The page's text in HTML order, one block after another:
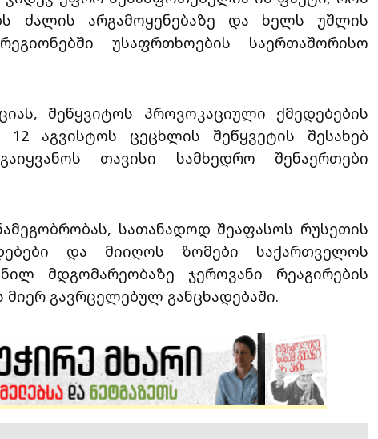
ძალის არგამოყენებაზე და ხელს უშლის
უსაფრთხოების საერთაშორისო
შეწყვიტოს პროვოკაციული ქმედებების
აგვისტოს ცეცხლის შეწყვეტის შესახებ
თავისი სამხედრო შენაერთები
სათანადოდ შეაფასოს რუსეთის
და მიიღოს ზომები საქართველოს
მდგომარეობაზე ჯეროვანი რეაგირების
მიერ გავრცელებულ განცხადებაში.